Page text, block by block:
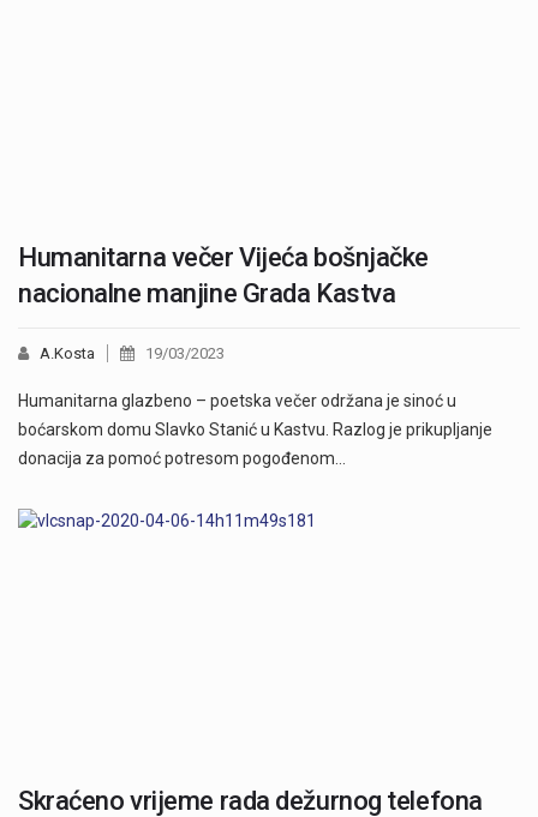
Humanitarna večer Vijeća bošnjačke
nacionalne manjine Grada Kastva
A.Kosta 19/03/2023
Humanitarna glazbeno – poetska večer održana je sinoć u
boćarskom domu Slavko Stanić u Kastvu. Razlog je prikupljanje
donacija za pomoć potresom pogođenom…
Skraćeno vrijeme rada dežurnog telefona